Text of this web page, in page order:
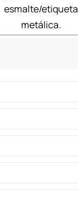
esmalte/etiqueta
metálica.